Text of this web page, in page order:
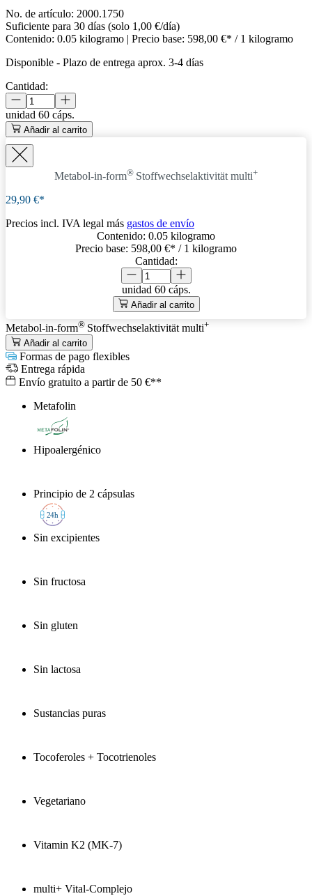
No. de artículo: 2000.1750
Suficiente para 30 días (solo 1,00 €/día)
Contenido: 0.05 kilogramo | Precio base: 598,00 €* / 1 kilogramo
Disponible - Plazo de entrega aprox. 3-4 días
Cantidad:
unidad 60 cáps.
Añadir al carrito
Metabol-in-form® Stoffwechselaktivität multi+
29,90 €*
Precios incl. IVA legal más gastos de envío
Contenido: 0.05 kilogramo
Precio base: 598,00 €* / 1 kilogramo
Cantidad:
unidad 60 cáps.
Añadir al carrito
Metabol-in-form® Stoffwechselaktivität multi+
Añadir al carrito
Formas de pago flexibles
Entrega rápida
Envío gratuito a partir de 50 €**
Metafolin
®
Hipoalergénico
Principio de 2 cápsulas
24h
Sin excipientes
Sin fructosa
Sin gluten
Sin lactosa
Sustancias puras
Tocoferoles + Tocotrienoles
Vegetariano
Vitamin K2 (MK-7)
multi+ Vital-Complejo